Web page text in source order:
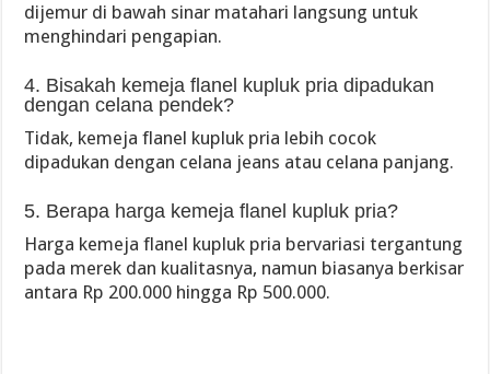
dijemur di bawah sinar matahari langsung untuk
menghindari pengapian.
4. Bisakah kemeja flanel kupluk pria dipadukan
dengan celana pendek?
Tidak, kemeja flanel kupluk pria lebih cocok
dipadukan dengan celana jeans atau celana panjang.
5. Berapa harga kemeja flanel kupluk pria?
Harga kemeja flanel kupluk pria bervariasi tergantung
pada merek dan kualitasnya, namun biasanya berkisar
antara Rp 200.000 hingga Rp 500.000.